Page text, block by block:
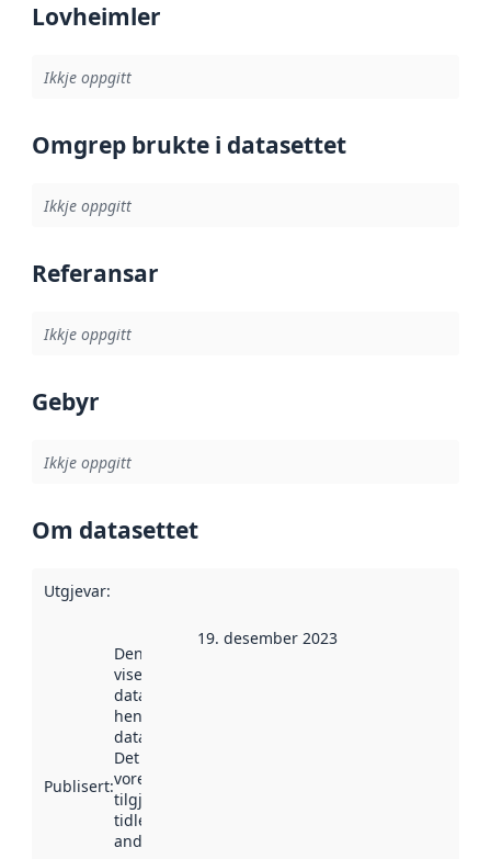
Lovheimler
Ikkje oppgitt
Omgrep brukte i datasettet
Ikkje oppgitt
Referansar
Ikkje oppgitt
Gebyr
Ikkje oppgitt
Om datasettet
Utgjevar:
Publisert:
Denne datoen
viser når
datasettet vart
henta inn av
data.norge.no.
Det kan ha
vore
tilgjengeleg
tidlegare
andre stader.
19. desember 2023